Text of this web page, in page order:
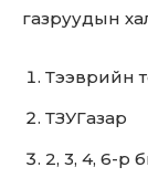
газруудын
Тээврийн
ТЗУГазар
2, 3, 4, 6-р